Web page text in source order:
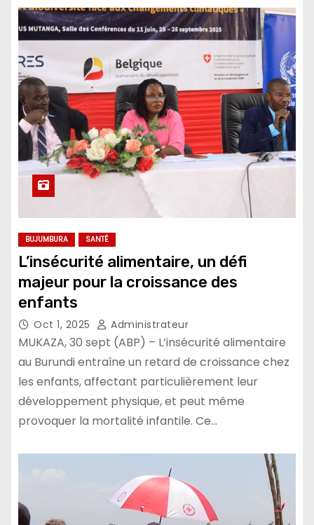
BUJUMBURA SANTÉ
L’insécurité alimentaire, un défi
majeur pour la croissance des
enfants
Oct 1, 2025 Administrateur
MUKAZA, 30 sept (ABP) – L’insécurité alimentaire
au Burundi entraîne un retard de croissance chez
les enfants, affectant particulièrement leur
développement physique, et peut même
provoquer la mortalité infantile. Ce…